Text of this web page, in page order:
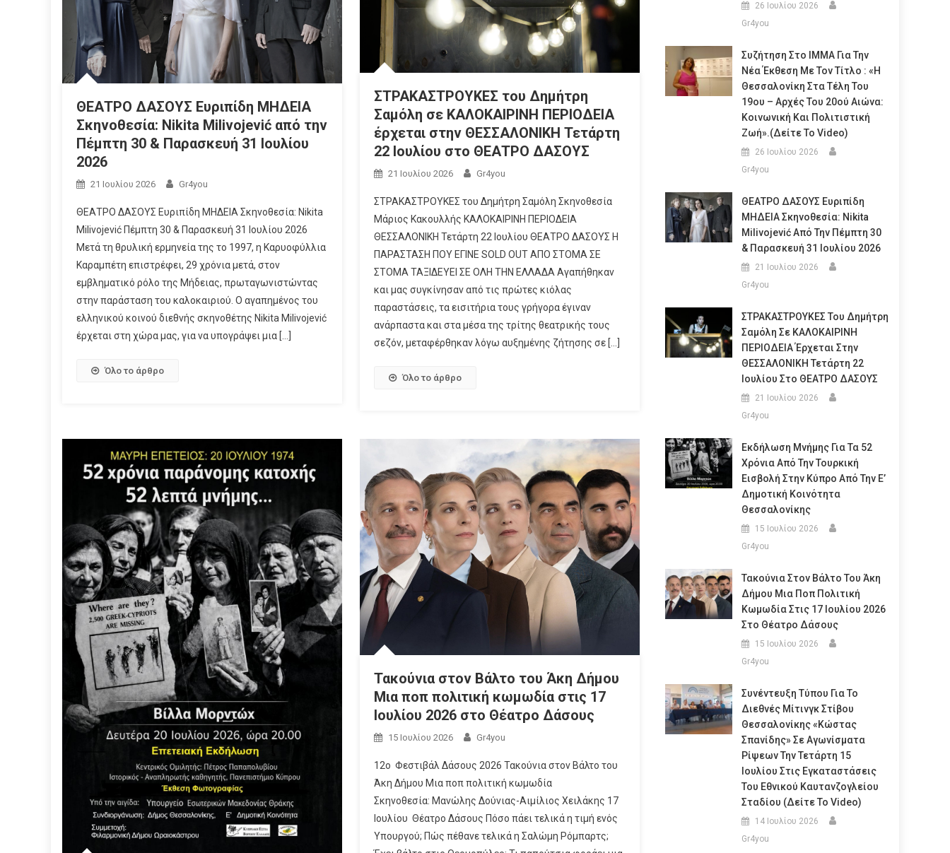
ΘΕΑΤΡΟ ΔΑΣΟΥΣ Ευριπίδη ΜΗΔΕΙΑ
Σκηνοθεσία: Nikita Milivojević από την
Πέμπτη 30 & Παρασκευή 31 Ιουλίου
2026
21 Ιουλίου 2026 Gr4you
ΘΕΑΤΡΟ ΔΑΣΟΥΣ Ευριπίδη ΜΗΔΕΙΑ Σκηνοθεσία: Nikita
Milivojević Πέμπτη 30 & Παρασκευή 31 Ιουλίου 2026
Μετά τη θρυλική ερμηνεία της το 1997, η Καρυοφύλλια
Καραμπέτη επιστρέφει, 29 χρόνια μετά, στον
εμβληματικό ρόλο της Μήδειας, πρωταγωνιστώντας
στην παράσταση του καλοκαιριού. Ο αγαπημένος του
ελληνικού κοινού διεθνής σκηνοθέτης Nikita Milivojević
έρχεται στη χώρα μας, για να υπογράψει μια […]
Όλο το άρθρο
ΣΤΡΑΚΑΣΤΡΟΥΚΕΣ του Δημήτρη
Σαμόλη σε ΚΑΛΟΚΑΙΡΙΝΗ ΠΕΡΙΟΔΕΙΑ
έρχεται στην ΘΕΣΣΑΛΟΝΙΚΗ Τετάρτη
22 Ιουλίου στο ΘΕΑΤΡΟ ΔΑΣΟΥΣ
21 Ιουλίου 2026 Gr4you
ΣΤΡΑΚΑΣΤΡΟΥΚΕΣ του Δημήτρη Σαμόλη Σκηνοθεσία
Μάριος Κακουλλής ΚΑΛΟΚΑΙΡΙΝΗ ΠΕΡΙΟΔΕΙΑ
ΘΕΣΣΑΛΟΝΙΚΗ Τετάρτη 22 Ιουλίου ΘΕΑΤΡΟ ΔΑΣΟΥΣ Η
ΠΑΡΑΣΤΑΣΗ ΠΟΥ ΕΓΙΝΕ SOLD OUT ΑΠΟ ΣΤΟΜΑ ΣΕ
ΣΤΟΜΑ ΤΑΞΙΔΕΥΕΙ ΣΕ ΟΛΗ ΤΗΝ ΕΛΛΑΔΑ Αγαπήθηκαν
και μας συγκίνησαν από τις πρώτες κιόλας
παραστάσεις, τα εισιτήρια τους γρήγορα έγιναν
ανάρπαστα και στα μέσα της τρίτης θεατρικής τους
σεζόν, μεταφέρθηκαν λόγω αυξημένης ζήτησης σε […]
Όλο το άρθρο
Τακούνια στον Βάλτο του Άκη Δήμου
Μια ποπ πολιτική κωμωδία στις 17
Ιουλίου 2026 στο Θέατρο Δάσους
15 Ιουλίου 2026 Gr4you
12ο Φεστιβάλ Δάσους 2026 Τακούνια στον Βάλτο του
Άκη Δήμου Μια ποπ πολιτική κωμωδία
Σκηνοθεσία: Μανώλης Δούνιας-Αιμίλιος Χειλάκης 17
Ιουλίου Θέατρο Δάσους Πόσο πάει τελικά η τιμή ενός
Υπουργού; Πώς πέθανε τελικά η Σαλώμη Ρόμπαρτς;
26 Ιουλίου 2026
Gr4you
Συζήτηση Στο ΙΜΜΑ Για Την
Νέα Έκθεση Με Τον Τίτλο : «Η
Θεσσαλονίκη Στα Τέλη Του
19ου – Αρχές Του 20ού Αιώνα:
Κοινωνική Και Πολιτιστική
Ζωή».(Δείτε Το Video)
26 Ιουλίου 2026
Gr4you
ΘΕΑΤΡΟ ΔΑΣΟΥΣ Ευριπίδη
ΜΗΔΕΙΑ Σκηνοθεσία: Nikita
Milivojević Από Την Πέμπτη 30
& Παρασκευή 31 Ιουλίου 2026
21 Ιουλίου 2026
Gr4you
ΣΤΡΑΚΑΣΤΡΟΥΚΕΣ Του Δημήτρη
Σαμόλη Σε ΚΑΛΟΚΑΙΡΙΝΗ
ΠΕΡΙΟΔΕΙΑ Έρχεται Στην
ΘΕΣΣΑΛΟΝΙΚΗ Τετάρτη 22
Ιουλίου Στο ΘΕΑΤΡΟ ΔΑΣΟΥΣ
21 Ιουλίου 2026
Gr4you
Εκδήλωση Μνήμης Για Τα 52
Χρόνια Από Την Τουρκική
Εισβολή Στην Κύπρο Από Την Ε’
Δημοτική Κοινότητα
Θεσσαλονίκης
15 Ιουλίου 2026
Gr4you
Τακούνια Στον Βάλτο Του Άκη
Δήμου Μια Ποπ Πολιτική
Κωμωδία Στις 17 Ιουλίου 2026
Στο Θέατρο Δάσους
15 Ιουλίου 2026
Gr4you
Συνέντευξη Τύπου Για Το
Διεθνές Μίτινγκ Στίβου
Θεσσαλονίκης «Κώστας
Σπανίδης» Σε Αγωνίσματα
Ρίψεων Την Τετάρτη 15
Ιουλίου Στις Εγκαταστάσεις
Του Εθνικού Καυτανζογλείου
Σταδίου (Δείτε Το Video)
14 Ιουλίου 2026
Gr4you